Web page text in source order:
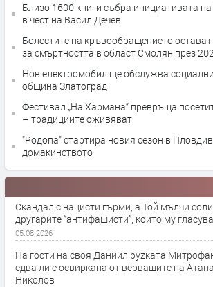
Близо 1600 книги събра инициативата
в чест на Васил Дечев
Болестите на кръвообращението
за смъртността в област Смолян през
Нов електромобил ще обслужва
община Златоград
Фестивал „На Хармана“ превръща
– традициите оживяват
"Родопа" стартира новия сезон в
домакинството
Скандал с нацисти гърми, а Той мълчи
другарите “антифашисти”, които му
05.08.2026
На гости на своя Даниил руzката
едва ли е освиркана от верващите на
Николов